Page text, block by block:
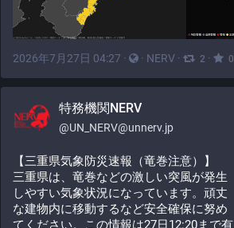
2026年7月27日 04:27 · · NERV · 2 · 0
特務機関NERV
@UN_NERV@unnerv.jp
【三重県気象防災速報（竜巻注意）】
三重県は、竜巻などの激しい突風が発生
しやすい気象状況になっています。頑丈
な建物内に移動するなど安全確保に努め
てください。この情報は27日12:20まで有